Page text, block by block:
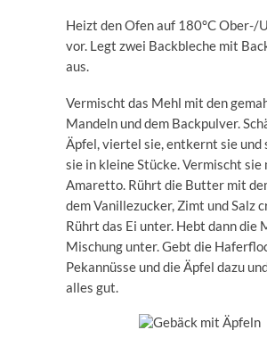
Heizt den Ofen auf 180°C Ober-/
vor. Legt zwei Backbleche mit
aus.
Vermischt das Mehl mit den
Mandeln und dem Backpulver.
Äpfel, viertel sie, entkernt sie und
sie in kleine Stücke. Vermischt sie
Amaretto. Rührt die Butter mit
dem Vanillezucker, Zimt und Salz
Rührt das Ei unter. Hebt dann die
Mischung unter. Gebt die
Pekannüsse und die Äpfel dazu
alles gut.